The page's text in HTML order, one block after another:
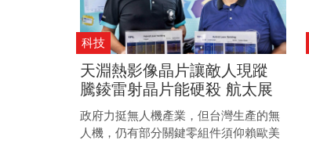
科技
天淵熱影像晶片讓敵人現蹤
騰錂雷射晶片能硬殺 航太展
亮點新創 搶進軍用無人機供
應鏈
政府力挺無人機產業，但台灣生產的無
人機，仍有部分關鍵零組件須仰賴歐美